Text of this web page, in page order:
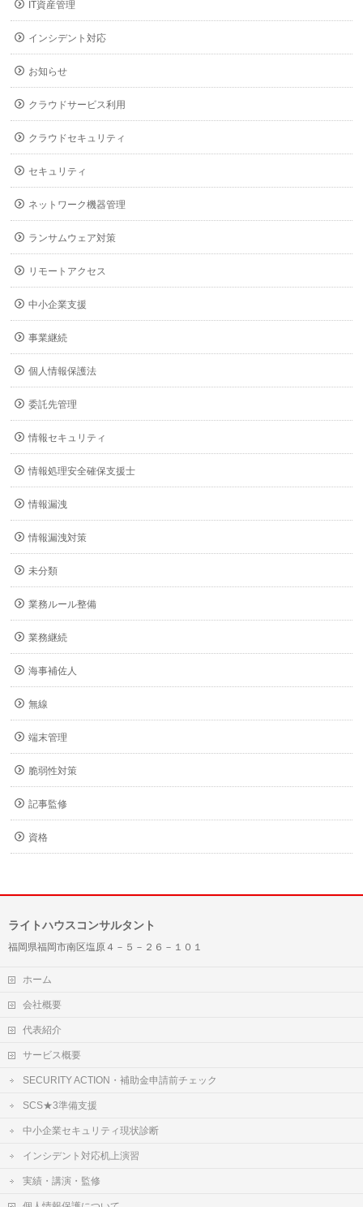
IT資産管理
インシデント対応
お知らせ
クラウドサービス利用
クラウドセキュリティ
セキュリティ
ネットワーク機器管理
ランサムウェア対策
リモートアクセス
中小企業支援
事業継続
個人情報保護法
委託先管理
情報セキュリティ
情報処理安全確保支援士
情報漏洩
情報漏洩対策
未分類
業務ルール整備
業務継続
海事補佐人
無線
端末管理
脆弱性対策
記事監修
資格
ライトハウスコンサルタント
福岡県福岡市南区塩原４－５－２６－１０１
ホーム
会社概要
代表紹介
サービス概要
SECURITY ACTION・補助金申請前チェック
SCS★3準備支援
中小企業セキュリティ現状診断
インシデント対応机上演習
実績・講演・監修